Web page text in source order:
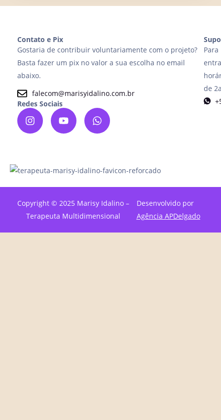
Contato e Pix
Gostaria de contribuir voluntariamente com o projeto?
Basta fazer um pix no valor a sua escolha no email
abaixo.
falecom@marisyidalino.com.br
Redes Sociais
I
n
s
r
m
Y
o
u
e
W
h
a
p
de
Copyright © 2025 Marisy Idalino –
Terapeuta Multidimensional
Desenvolvido por
Agência APDelgado